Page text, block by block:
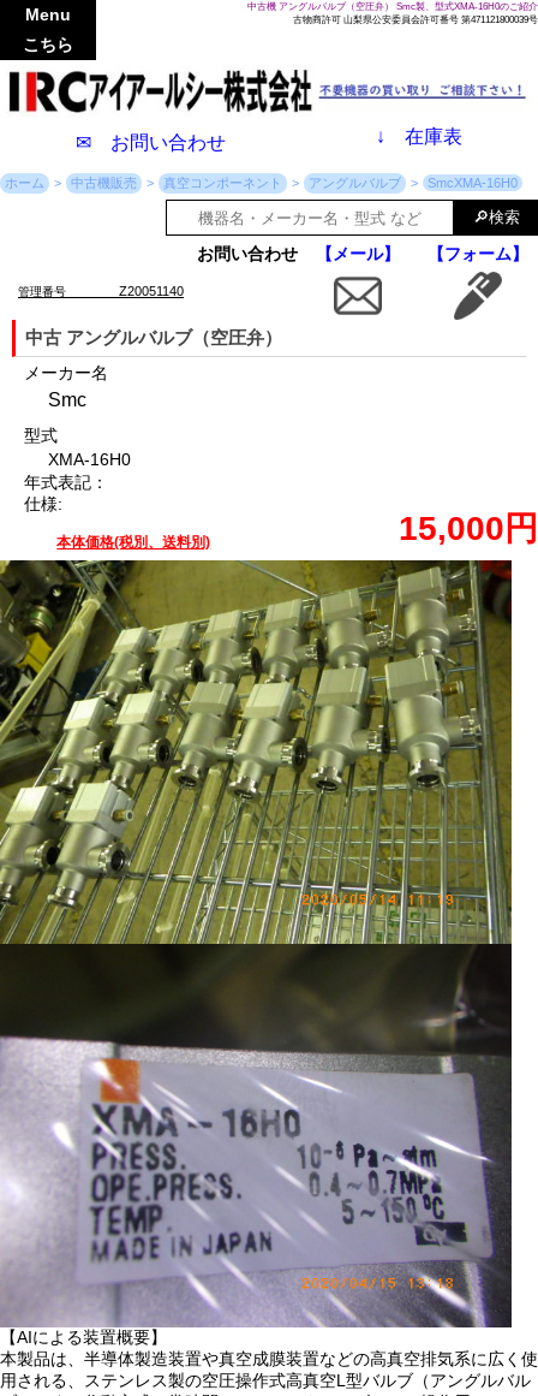
中古機 アングルバルブ（空圧弁） Smc製、型式XMA-16H0のご紹介
古物商許可 山梨県公安委員会許可番号 第471121800039号
✉ お問い合わせ ↓ 在庫表
Menu
こちら
ホーム 中古機販売 真空コンポーネント アングルバルブ SmcXMA-16H0
お問い合わせ 【メール】 【フォーム】
管理番号 Z20051140
中古 アングルバルブ（空圧弁）
メーカー名
Smc
型式
XMA-16H0
年式表記：
仕様:
本体価格(税別、送料別) 15,000円
【AIによる装置概要】
本製品は、半導体製造装置や真空成膜装置などの高真空排気系に広く使
用される、ステンレス製の空圧操作式高真空L型バルブ（アングルバル